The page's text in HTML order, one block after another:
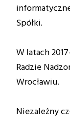
Spółki.
W latach
Radzie
Wrocławiu.
Niezależny